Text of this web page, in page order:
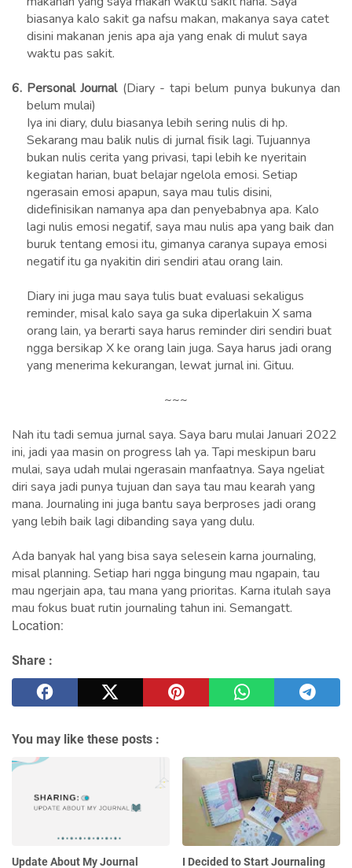
biasanya kalo sakit ga nafsu makan, makanya saya catet
disini makanan jenis apa aja yang enak di mulut saya
waktu pas sakit.
6. Personal Journal(Diary - tapi belum punya bukunya dan
belum mulai)
Iya ini diary, dulu biasanya lebih sering nulis di hp.
Sekarang mau balik nulis di jurnal fisik lagi. Tujuannya
bukan nulis cerita yang privasi, tapi lebih ke nyeritain
kegiatan harian, buat belajar ngelola emosi. Setiap
ngerasain emosi apapun, saya mau tulis disini,
didefinisikan namanya apa dan penyebabnya apa. Kalo
lagi nulis emosi negatif, saya mau nulis apa yang baik dan
buruk tentang emosi itu, gimanya caranya supaya emosi
negatif itu ga nyakitin diri sendiri atau orang lain.
Diary ini juga mau saya tulis buat evaluasi sekaligus
reminder, misal kalo saya ga suka diperlakuin X sama
orang lain, ya berarti saya harus reminder diri sendiri buat
ngga bersikap X ke orang lain juga. Saya harus jadi orang
yang menerima kekurangan, lewat jurnal ini. Gituu.
~~~
Nah itu tadi semua jurnal saya. Saya baru mulai Januari 2022
ini, jadi yaa masin on progress lah ya. Tapi meskipun baru
mulai, saya udah mulai ngerasain manfaatnya. Saya ngeliat
diri saya jadi punya tujuan dan saya tau mau kearah yang
mana. Journaling ini juga bantu saya berproses jadi orang
yang lebih baik lagi dibanding saya yang dulu.
Ada banyak hal yang bisa saya selesein karna journaling,
misal planning. Setiap hari ngga bingung mau ngapain, tau
mau ngerjain apa, tau mana yang prioritas. Karna itulah saya
mau fokus buat rutin journaling tahun ini. Semangatt.
Location:
Share :
You may like these posts :
Update About My Journal I Decided to Start Journaling